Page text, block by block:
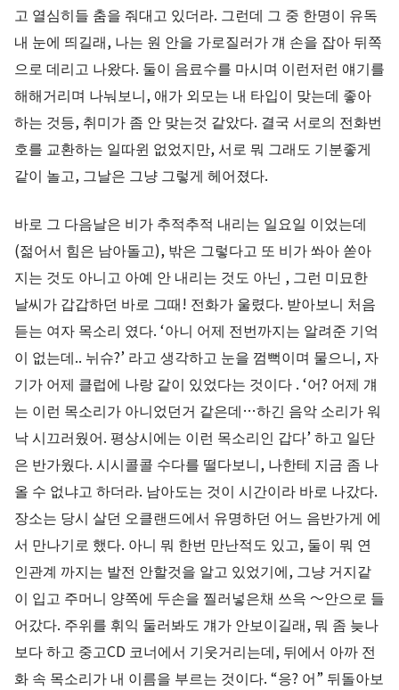
고 열심히들 춤을 줘대고 있더라. 그런데 그 중 한명이 유독
내 눈에 띄길래, 나는 원 안을 가로질러가 걔 손을 잡아 뒤쪽
으로 데리고 나왔다. 둘이 음료수를 마시며 이런저런 얘기를
해해거리며 나눠보니, 애가 외모는 내 타입이 맞는데 좋아
하는 것등, 취미가 좀 안 맞는것 같았다. 결국 서로의 전화번
호를 교환하는 일따윈 없었지만, 서로 뭐 그래도 기분좋게
같이 놀고, 그날은 그냥 그렇게 헤어졌다.
바로 그 다음날은 비가 추적추적 내리는 일요일 이었는데
(젊어서 힘은 남아돌고), 밖은 그렇다고 또 비가 쏴아 쏟아
지는 것도 아니고 아예 안 내리는 것도 아닌 , 그런 미묘한
날씨가 갑갑하던 바로 그때! 전화가 울렸다. 받아보니 처음
듣는 여자 목소리 였다. ‘아니 어제 전번까지는 알려준 기억
이 없는데.. 뉘슈?’ 라고 생각하고 눈을 껌뻑이며 물으니, 자
기가 어제 클럽에 나랑 같이 있었다는 것이다 . ‘어? 어제 걔
는 이런 목소리가 아니었던거 같은데…하긴 음악 소리가 워
낙 시끄러웠어. 평상시에는 이런 목소리인 갑다’ 하고 일단
은 반가웠다. 시시콜콜 수다를 떨다보니, 나한테 지금 좀 나
올 수 없냐고 하더라. 남아도는 것이 시간이라 바로 나갔다.
장소는 당시 살던 오클랜드에서 유명하던 어느 음반가게 에
서 만나기로 했다. 아니 뭐 한번 만난적도 있고, 둘이 뭐 연
인관계 까지는 발전 안할것을 알고 있었기에, 그냥 거지같
이 입고 주머니 양쪽에 두손을 찔러넣은채 쓰윽 ～안으로 들
어갔다. 주위를 휘익 둘러봐도 걔가 안보이길래, 뭐 좀 늦나
보다 하고 중고CD 코너에서 기웃거리는데, 뒤에서 아까 전
화 속 목소리가 내 이름을 부르는 것이다. “응? 어” 뒤돌아보